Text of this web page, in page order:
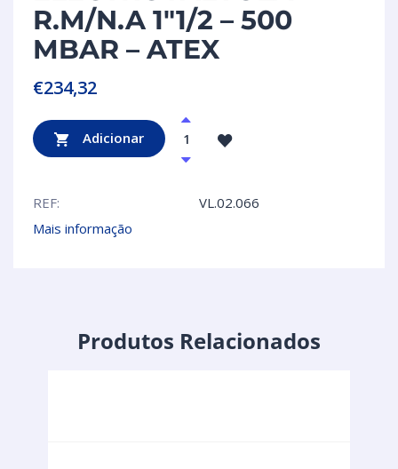
R.M/N.A 1″1/2 – 500
MBAR – ATEX
€234,32
Adicionar
REF:
VL.02.066
Mais informação
Produtos Relacionados